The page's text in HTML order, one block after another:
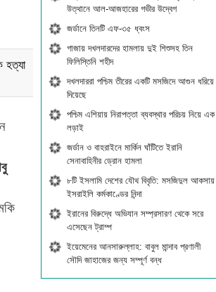
হত্যা
উত্থানে আল-আজহারের গভীর উদ্বেগ
জর্ডানে তিনটি এফ-৩৫ ধ্বংস
গাজায় দখলদারদের হামলায় দুই শিশুসহ তিন
ফিলিস্তিনি শহীদ
দখলদাররা পশ্চিম তীরের একটি মসজিদে আগুন ধরিয়ে
দিয়েছে
পশ্চিম এশিয়ায় নিরাপত্তা ব্যবস্থার পরিচয় নিয়ে এক
লড়াই
জর্ডান ও বাহরাইনে মার্কিন ঘাঁটিতে ইরানি
সেনাবাহিনীর ড্রোন হামলা
৮টি ইসলামি দেশের যৌথ বিবৃতি: মসজিদুল আকসায়
ইসরাইলি কর্মকাণ্ডের নিন্দা
ইরানের বিরুদ্ধে অভিযান সম্প্রসারণ থেকে সরে
এসেছেন ট্রাম্প
ইয়েমেনের আনসারুল্লাহ: বাবুল মান্দাব প্রণালী
সৌদি জাহাজের জন্য সম্পূর্ণ বন্ধ